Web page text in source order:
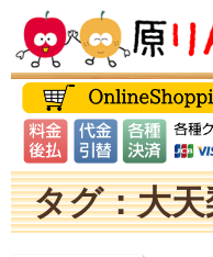
タグ：大天